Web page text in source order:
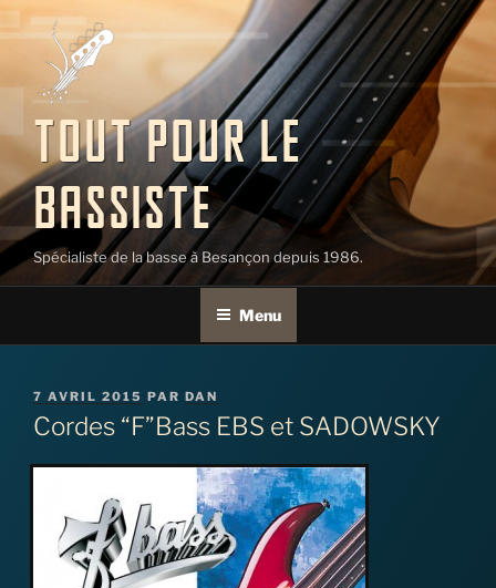
Aller
au
contenu
principal
TOUT POUR LE
BASSISTE
Spécialiste de la basse à Besançon depuis 1986.
Menu
PUBLIÉ
LE
7 AVRIL 2015 PAR DAN
Cordes “F”Bass EBS et SADOWSKY